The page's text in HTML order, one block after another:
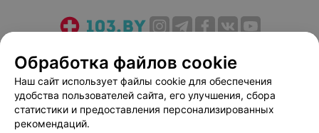
Медицинский маркетинг
Публичный договор
Пользовательское соглашение
Способы оплаты
Вакансии
Партнеры
Написать руководителю 103.by
Обработка файлов cookie
Наш сайт использует файлы cookie для обеспечения
удобства пользователей сайта, его улучшения, сбора
статистики и предоставления персонализированных
рекомендаций.